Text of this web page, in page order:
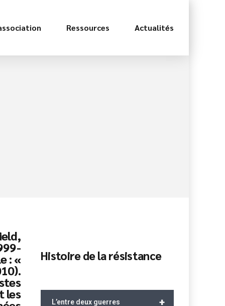
Ressources Actualités
: «
les
Histoire de la résistance
+
L’entre deux guerres